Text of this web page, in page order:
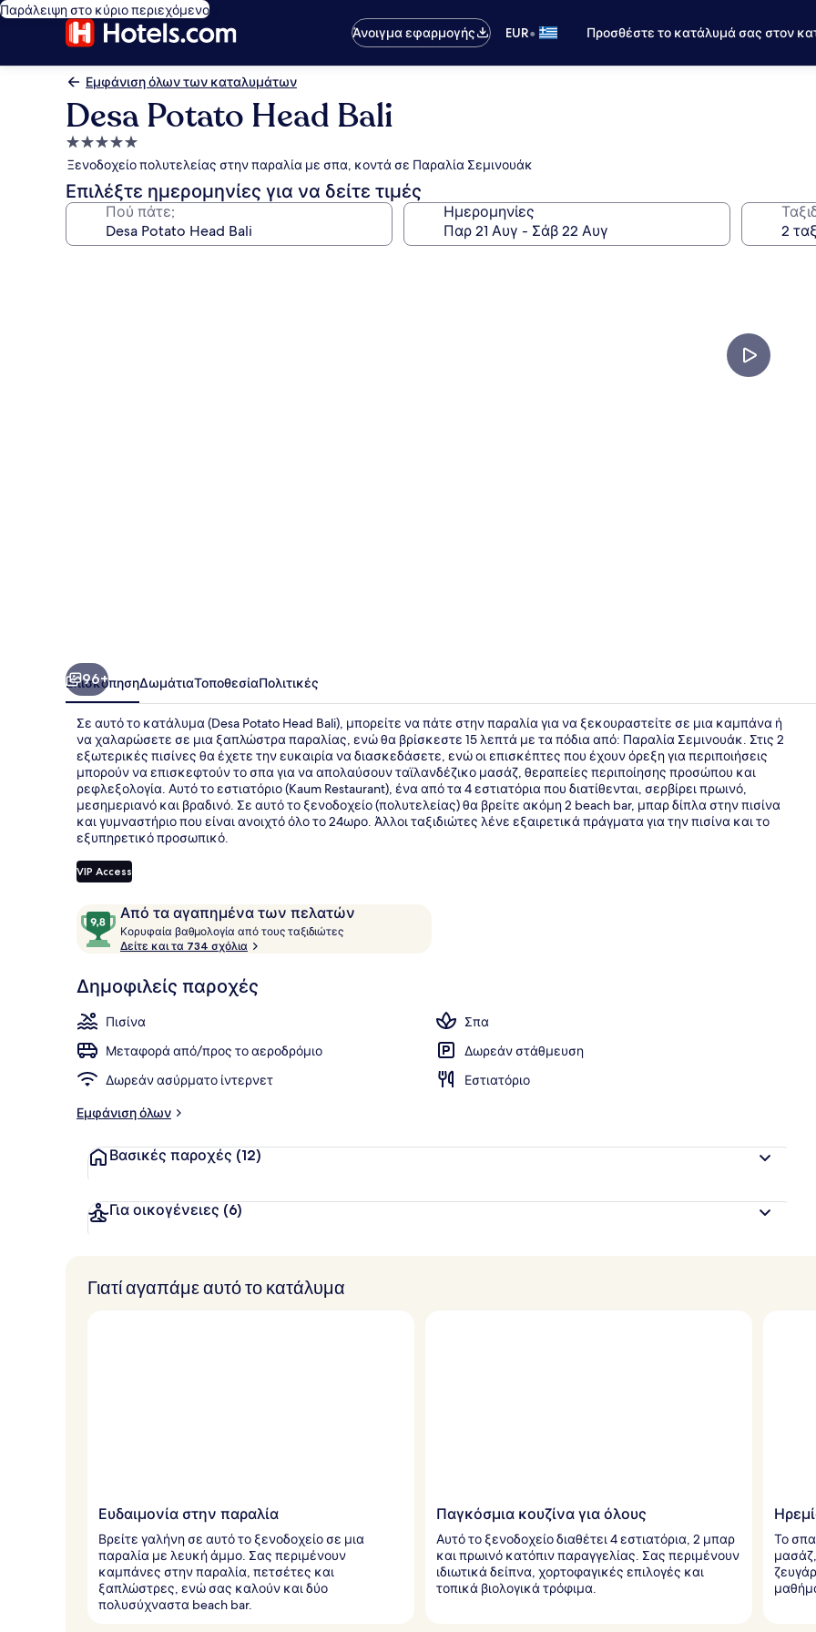
Παράλειψη στο κύριο περιεχόμενο
Άνοιγμα εφαρμογής
EUR• Προσθέστε το κατάλυμά σας στον
Εμφάνιση όλων των καταλυμάτων
Desa Potato Head Bali
Κατάλυμα
με
5.0
αστέρια
Ξενοδοχείο πολυτελείας στην παραλία με σπα, κοντά σε Παραλία Σεμινουάκ
Επιλέξτε ημερομηνίες για να δείτε τιμές
Πού πάτε; Ημερομηνίες
Panoramic
96+
ΕπισκόπησηΔωμάτιαΤοποθεσίαΠολιτικές
Σε αυτό το κατάλυμα (Desa Potato Head Bali), μπορείτε να πάτε στην παραλία για να ξεκουραστείτε σε μια καμπάνα ή
να χαλαρώσετε σε μια ξαπλώστρα παραλίας, ενώ θα βρίσκεστε 15 λεπτά με τα πόδια από: Παραλία Σεμινουάκ. Στις 2
εξωτερικές πισίνες θα έχετε την ευκαιρία να διασκεδάσετε, ενώ οι επισκέπτες που έχουν όρεξη για περιποιήσεις
μπορούν να επισκεφτούν το σπα για να απολαύσουν ταϊλανδέζικο μασάζ, θεραπείες περιποίησης προσώπου και
ρεφλεξολογία. Αυτό το εστιατόριο (Kaum Restaurant), ένα από τα 4 εστιατόρια που διατίθενται, σερβίρει πρωινό,
μεσημεριανό και βραδινό. Σε αυτό το ξενοδοχείο (πολυτελείας) θα βρείτε ακόμη 2 beach bar, μπαρ δίπλα στην πισίνα
και γυμναστήριο που είναι ανοιχτό όλο το 24ωρο. Άλλοι ταξιδιώτες λένε εξαιρετικά πράγματα για την πισίνα και το
εξυπηρετικό προσωπικό.
VIP Access
ΣχόλιαΑπό τα αγαπημένα των πελατών
9,8
στα
10,
τα
των
πελατών
Κορυφαία βαθμολογία από τους ταξιδιώτες
ο
ε
Δείτε και τα 734 σχόλια
Δημοφιλείς παροχές
Πισίνα
Σπα
Μεταφορά από/προς το αεροδρόμιο
Δωρεάν στάθμευση
Δωρεάν ασύρματο ίντερνετ
Εστιατόριο
Εμφάνιση όλων
Βασικές παροχές (12)
Για οικογένειες (6)
Γιατί αγαπάμε αυτό το κατάλυμα
Ευδαιμονία στην παραλία
Βρείτε γαλήνη σε αυτό το ξενοδοχείο σε μια
παραλία με λευκή άμμο. Σας περιμένουν
καμπάνες στην παραλία, πετσέτες και
ξαπλώστρες, ενώ σας καλούν και δύο
πολυσύχναστα beach bar.
Παγκόσμια κουζίνα για όλους
Αυτό το ξενοδοχείο διαθέτει 4 εστιατόρια, 2 μπαρ
και πρωινό κατόπιν παραγγελίας. Σας περιμένουν
ιδιωτικά δείπνα, χορτοφαγικές επιλογές και
τοπικά βιολογικά τρόφιμα.
Το